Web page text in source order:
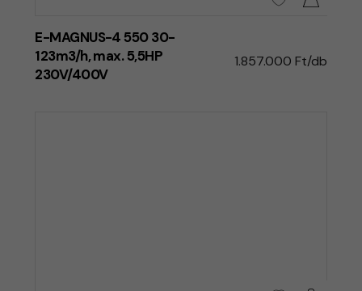
E-MAGNUS-4 550 30-
123m3/h, max. 5,5HP
230V/400V
1.857.000 Ft/db